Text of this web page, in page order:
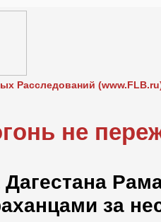
Расследований
не
Дагестана
за